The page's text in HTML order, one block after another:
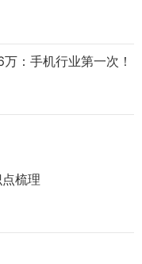
：手机行业第一次！
梳理